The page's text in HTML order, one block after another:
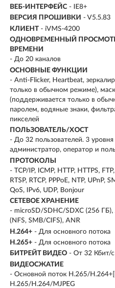
ВЕБ-ИНТЕРФЕЙС - IE8+
ВЕРСИЯ ПРОШИВКИ - V5.5.83
КЛИЕНТ - iVMS-4200
ОДНОВРЕМЕННЫЙ
ВРЕМЕНИ
- До 20 каналов
ОСНОВНЫЕ ФУНКЦИИ
- Anti-Flicker, Heartbeat,
только в обычном режиме),
(поддерживается только в
паролем, водяные знаки,
пикселей
ПОЛЬЗОВАТЕЛЬ/ХОСТ
- До 32 пользователей. 3 уровня
администратор, оператор и
ПРОТОКОЛЫ
- TCP/IP, ICMP, HTTP, HTTPS,
RTSP, RTCP, PPPoE, NTP, UPnP,
QoS, IPv6, UDP, Bonjour
СЕТЕВОЕ ХРАНЕНИЕ
- microSD/SDHC/SDXC (256 ГБ),
(NFS, SMB/CIFS), ANR
H.264+ - Для основного потока
H.265+ - Для основного потока
БИТРЕЙТ ВИДЕО - От 32 Кбит/
ВИДЕОСЖАТИЕ
- Основной поток H.265/
H.265/H.264/MJPEG